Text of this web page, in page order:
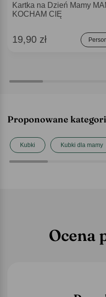
Kartka na Dzień Mamy
KOCHAM CIĘ
19,90 zł
Proponowane
Kubki Kubki dla mamy
Ocena